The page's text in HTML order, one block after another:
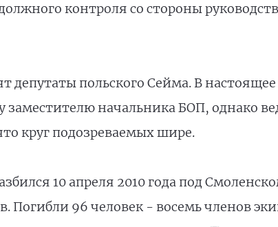
контроля со стороны
депутаты польского Сейма. В
начальника БОП, однако
круг подозреваемых шире.
10 апреля 2010 года под
Погибли 96 человек - восемь членов